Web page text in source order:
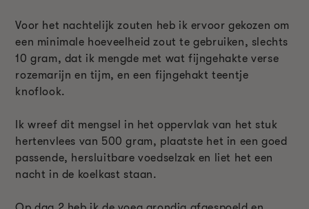
Voor het nachtelijk zouten heb ik ervoor gekozen om
een minimale hoeveelheid zout te gebruiken, slechts
10 gram, dat ik mengde met wat fijngehakte verse
rozemarijn en tijm, en een fijngehakt teentje
knoflook.
Ik wreef dit mengsel in het oppervlak van het stuk
hertenvlees van 500 gram, plaatste het in een goed
passende, hersluitbare voedselzak en liet het een
nacht in de koelkast staan.